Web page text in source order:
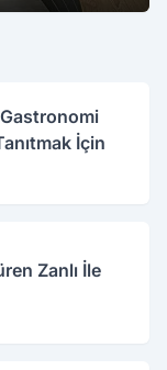
İçin
Zanlı İle